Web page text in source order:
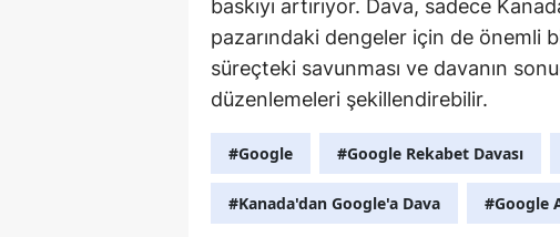
baskıyı artırıyor. Dava, sadece
pazarındaki dengeler için de önemli
süreçteki savunması ve davanın
düzenlemeleri şekillendirebilir.
#Google #Google Rekabet Davası
#Kanada'dan Google'a Dava #Google